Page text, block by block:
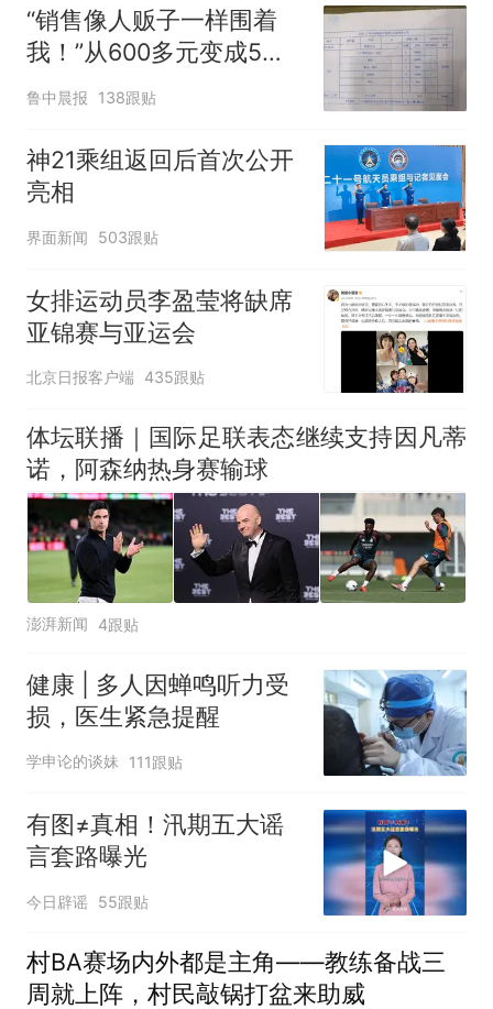
“销售像人贩子一样围着
我！”从600多元变成5万
元，57岁保洁阿姨做医美
糊
鲁中晨报 138跟贴
神21乘组返回后首次公开
亮相
界面新闻 503跟贴
女排运动员李盈莹将缺席
亚锦赛与亚运会
北京日报客户端 435跟贴
体坛联播｜国际足联表态继续支持因凡蒂
诺，阿森纳热身赛输球
澎湃新闻 4跟贴
健康 | 多人因蝉鸣听力受
损，医生紧急提醒
学申论的谈妹 111跟贴
有图≠真相！汛期五大谣
言套路曝光
今日辟谣 55跟贴
村BA赛场内外都是主角——教练备战三
周就上阵，村民敲锅打盆来助威